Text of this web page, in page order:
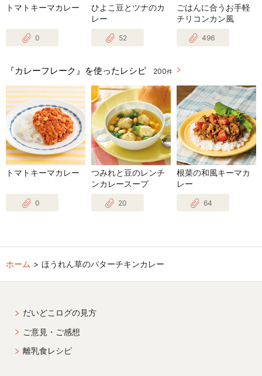
トマトキーマカレー
0
ひよこ豆とツナのカ
レー
52
ごはんに合うお手軽
チリコンカン風
496
『カレーフレーク』を使ったレシピ 200件
トマトキーマカレー
0
つみれと豆のレンチ
ンカレースープ
20
根菜の和風キーマカ
レー
64
ホーム ほうれん草のバターチキンカレー
だいどこログの見方
ご意見・ご感想
離乳食レシピ